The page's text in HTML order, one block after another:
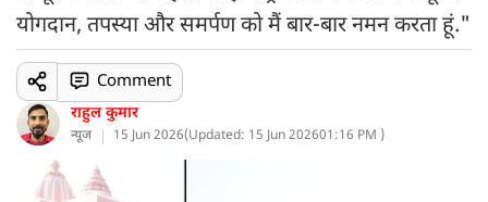
योगदान, तपस्या और समर्पण को मैं बार-बार नमन करता हूं."
राहुल कुमार
न्यूज 15 Jun 2026(Updated: 15 Jun 202601:16 PM )
Comment